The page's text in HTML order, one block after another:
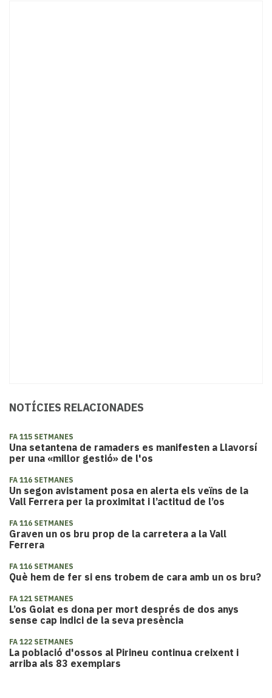
NOTÍCIES RELACIONADES
FA 115 SETMANES
Una setantena de ramaders es manifesten a Llavorsí
per una «millor gestió» de l'os
FA 116 SETMANES
Un segon avistament posa en alerta els veïns de la
Vall Ferrera per la proximitat i l’actitud de l’os
FA 116 SETMANES
Graven un os bru prop de la carretera a la Vall
Ferrera
FA 116 SETMANES
Què hem de fer si ens trobem de cara amb un os bru?
FA 121 SETMANES
L’os Goiat es dona per mort després de dos anys
sense cap indici de la seva presència
FA 122 SETMANES
La població d'ossos al Pirineu continua creixent i
arriba als 83 exemplars